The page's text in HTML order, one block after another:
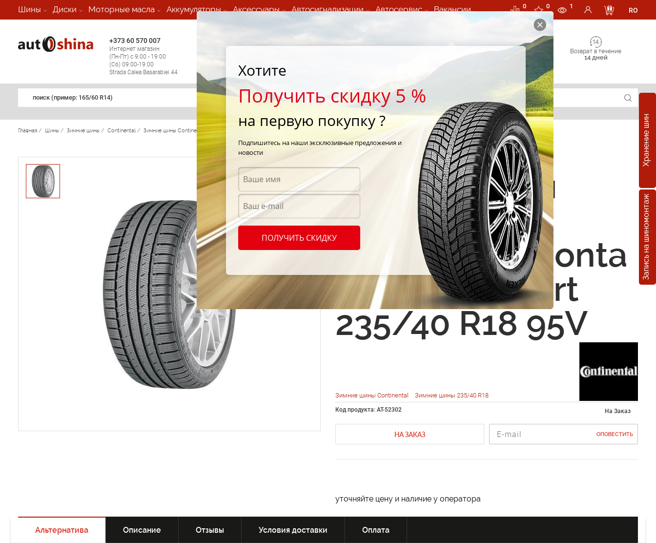
Шины Диски Моторные масла Аккумуляторы Аксессуары Автосигнализации Автосервис Вакансии 0 0 1
RO
+373 60 570 007
Интернет магазин
(Пн-Пт) с 9:00 - 19:00
(Сб) 09:00-19:00
Strada Calea Basarabiei 44
Мобильный шиномонтаж 24/7
Возврат в течение
14 дней
поиск (примеp: 165/60 R14)
Хранение шин
Запись на шиномонтаж
Главная / Шины / Зимние шины / Continental / Зимние шины Continental/ Continental ContiWinterContact / Continental ContiWinterContact TS 810 Sport 235/40 R18 95V
Зимние шины
Continental
ContiWinterConta
ct TS 810 Sport
235/40 R18 95V
Зимние шины Continental Зимние шины 235/40 R18
Код продукта: AT-52302 На Заказ
НА ЗАКАЗ ОПОВЕСТИТЬ
уточняйте цену и наличие у оператора
Альтернатива Описание Отзывы Условия доставки Оплата
Хотите
Получить скидку 5 %
на первую покупку ?
Подпишитесь на наши эксклюзивные предложения и
новости
ПОЛУЧИТЬ СКИДКУ